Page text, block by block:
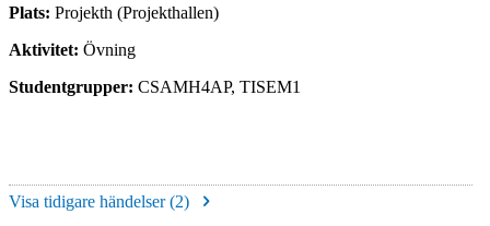
Plats: Projekth (Projekthallen)
Aktivitet: Övning
Studentgrupper: CSAMH4AP, TISEM1
Visa tidigare händelser (2)